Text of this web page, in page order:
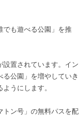
でも遊べる公園」を推
置されています。イン
公園」を増やしていき
うにします。
トン号」の無料パスを配